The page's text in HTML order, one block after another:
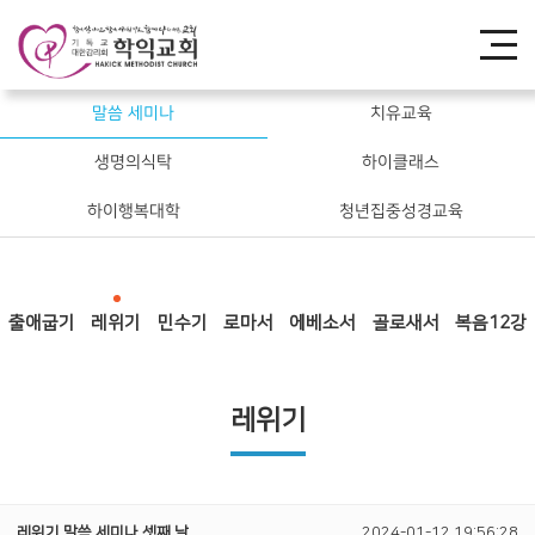
말씀 세미나 치유교육
생명의식탁 하이클래스
하이행복대학 청년집중성경교육
출애굽기 레위기 민수기 로마서 에베소서 골로새서 복음12강
레위기